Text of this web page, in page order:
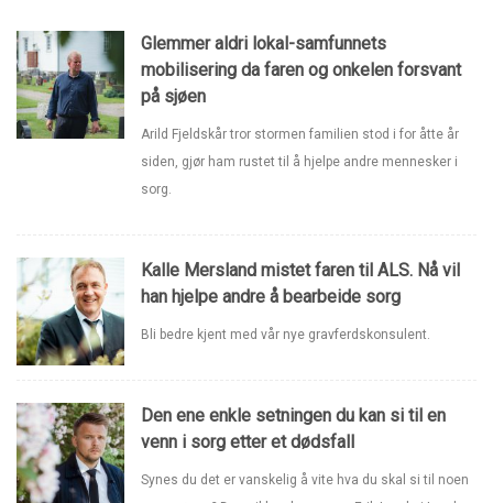
Glemmer aldri lokal-samfunnets
mobilisering da faren og onkelen forsvant
på sjøen
Arild Fjeldskår tror stormen familien stod i for åtte år
siden, gjør ham rustet til å hjelpe andre mennesker i
sorg.
Kalle Mersland mistet faren til ALS. Nå vil
han hjelpe andre å bearbeide sorg
Bli bedre kjent med vår nye gravferdskonsulent.
Den ene enkle setningen du kan si til en
venn i sorg etter et dødsfall
Synes du det er vanskelig å vite hva du skal si til noen